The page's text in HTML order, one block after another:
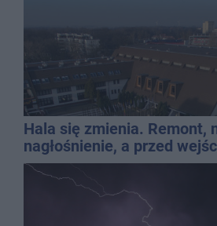
Hala się zmienia. Remont,
nagłośnienie, a przed
QEMETICA ARENA